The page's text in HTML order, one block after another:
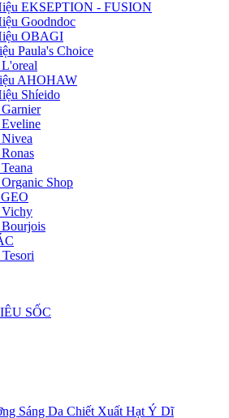
EKSEPTION - FUSION
Goodndoc
OBAGI
Paula's Choice
AHOHAW
Shíeido
Shop
SỐC